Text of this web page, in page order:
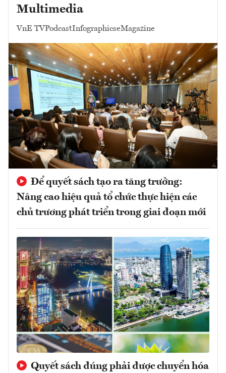
Multimedia
VnE TVPodcastInfographicseMagazine
Để quyết sách tạo ra tăng trưởng:
Nâng cao hiệu quả tổ chức thực hiện các
chủ trương phát triển trong giai đoạn mới
Quyết sách đúng phải được chuyển hóa